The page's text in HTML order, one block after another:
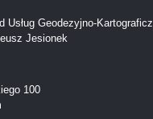
Usług Geodezyjno-
Jesionek
100